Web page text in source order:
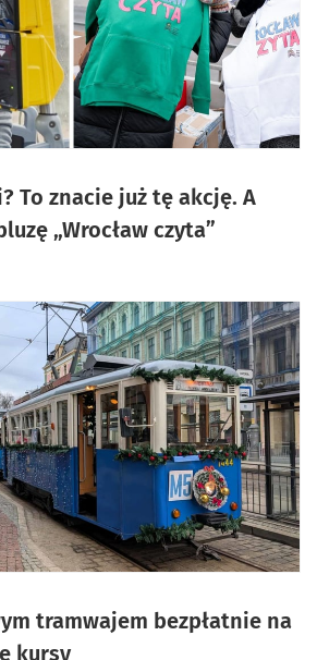
To znacie już tę akcję. A
„Wrocław czyta”
tramwajem bezpłatnie na
kursy